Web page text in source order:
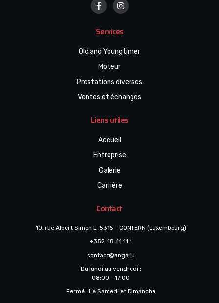
Services
Old and Youngtimer
Moteur
Prestations diverses
Ventes et échanges
Liens utiles
Accueil
Entreprise
Galerie
Carrière
Contact
10, rue Albert Simon L-5315 - CONTERN (Luxembourg)
+352 48 41 11 1
contact@anga.lu
Du lundi au vendredi :
08:00 - 17:00
Fermé : Le Samedi et Dimanche